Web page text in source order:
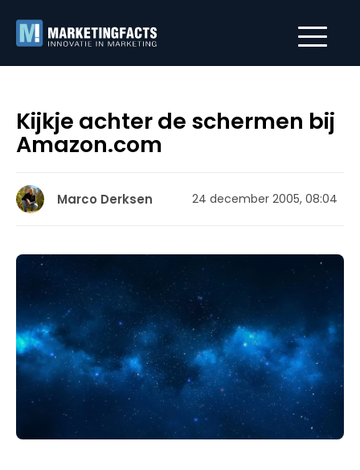
Kijkje achter de schermen bij
Amazon.com
Marco Derksen 24 december 2005, 08:04